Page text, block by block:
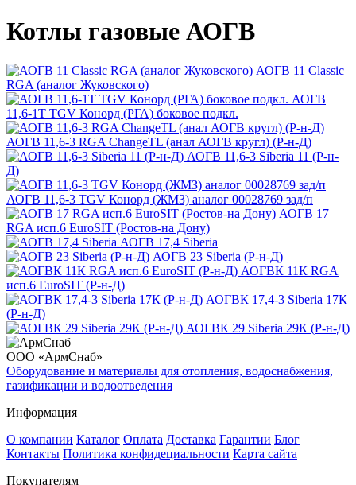
Котлы газовые АОГВ
АОГВ 11 Classic
RGA (аналог Жуковского)
АОГВ
11,6-1Т TGV Конорд (РГА) боковое подкл.
АОГВ 11,6-3 RGA ChangeTL (анал АОГВ кругл) (Р-н-Д)
АОГВ 11,6-3 Siberia 11 (Р-н-
Д)
АОГВ 11,6-3 TGV Конорд (ЖМЗ) аналог 00028769 зад/п
АОГВ 17
RGA исп.6 EuroSIT (Ростов-на Дону)
АОГВ 17,4 Siberia
АОГВ 23 Siberia (Р-н-Д)
АОГВК 11К RGA
исп.6 EuroSIT (Р-н-Д)
АОГВК 17,4-3 Siberia 17К
(Р-н-Д)
АОГВК 29 Siberia 29К (Р-н-Д)
ООО «АрмСнаб»
Оборудование и материалы для отопления, водоснабжения,
газификации и водоотведения
Информация
О компании Каталог Оплата Доставка Гарантии Блог
Контакты Политика конфидециальности Карта сайта
Покупателям